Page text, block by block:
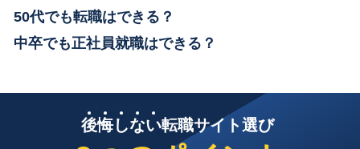
50代でも転職はできる？
中卒でも正社員就職はできる？
後悔しない転職サイト選び